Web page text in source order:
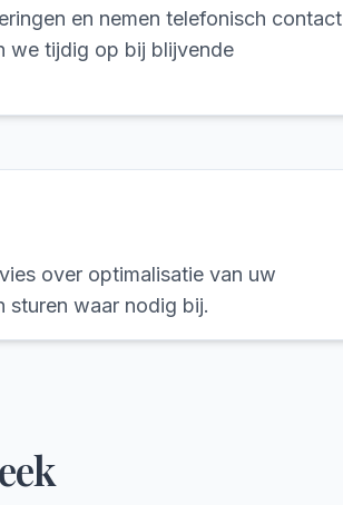
en nemen telefonisch contact
we tijdig op bij blijvende
over optimalisatie van uw
sturen waar nodig bij.